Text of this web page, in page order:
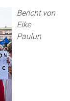
Bericht von
Eike
Paulun